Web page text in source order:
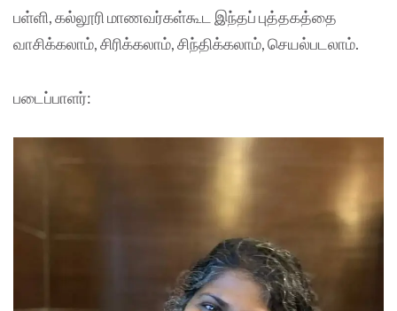
பள்ளி, கல்லூரி மாணவர்கள்கூட இந்தப் புத்தகத்தை
வாசிக்கலாம், சிரிக்கலாம், சிந்திக்கலாம், செயல்படலாம்.
படைப்பாளர்: